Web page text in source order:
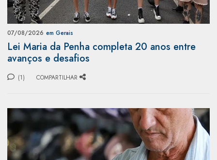
07/08/2026 em Gerais
Lei Maria da Penha completa 20 anos entre
avanços e desafios
(1) COMPARTILHAR